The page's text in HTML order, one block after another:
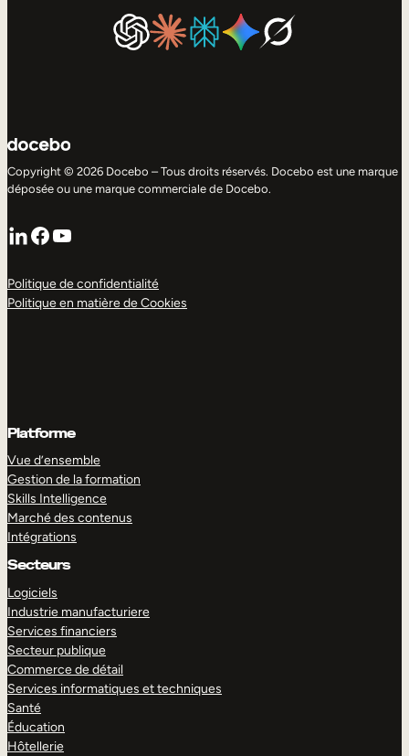
Copyright © 2026 Docebo – Tous droits réservés. Docebo est une marque
déposée ou une marque commerciale de Docebo.
LinkedIn
Facebook
YouTube
Politique de confidentialité
Politique en matière de Cookies
Platforme
Vue d’ensemble
Gestion de la formation
Skills Intelligence
Marché des contenus
Intégrations
Secteurs
Logiciels
Industrie manufacturiere
Services financiers
Secteur publique
Commerce de détail
Services informatiques et techniques
Santé
Éducation
Hôtellerie